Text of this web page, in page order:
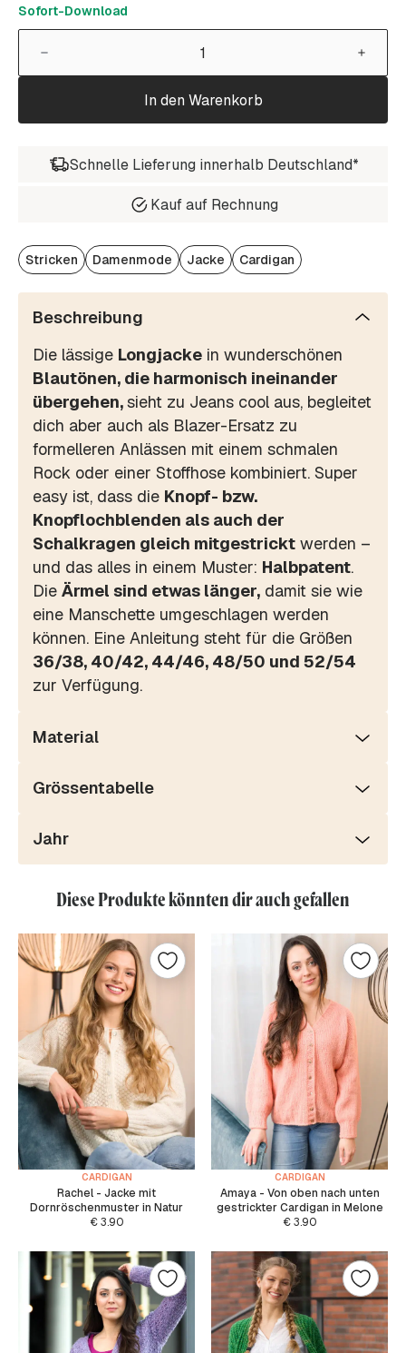
Sofort-Download
In den Warenkorb
Schnelle Lieferung innerhalb Deutschland*
Kauf auf Rechnung
Stricken Damenmode Jacke Cardigan
Beschreibung
Die lässige Longjacke in wunderschönen
Blautönen, die harmonisch ineinander
übergehen,sieht zu Jeans cool aus, begleitet
dich aber auch als Blazer-Ersatz zu
formelleren Anlässen mit einem schmalen
Rock oder einer Stoffhose kombiniert. Super
easy ist, dass die Knopf- bzw.
Knopflochblenden als auch der
Schalkragen gleich mitgestrickt werden –
und das alles in einem Muster: Halbpatent.
Die Ärmel sind etwas länger, damit sie wie
eine Manschette umgeschlagen werden
können. Eine Anleitung steht für die Größen
36/38, 40/42, 44/46, 48/50 und 52/54
zur Verfügung.
Material
Grössentabelle
Jahr
Diese Produkte könnten dir auch gefallen
CARDIGAN
Rachel - Jacke mit
Dornröschenmuster in Natur
€3.90
CARDIGAN
Amaya - Von oben nach unten
gestrickter Cardigan in Melone
€3.90